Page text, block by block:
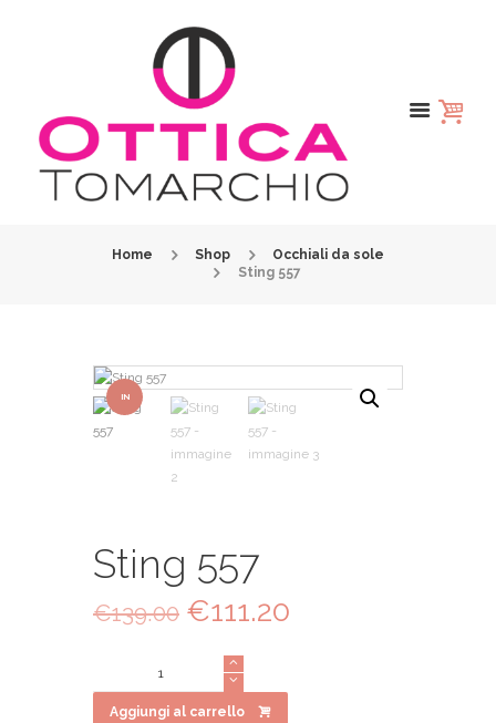
Home Shop
Occhiali da sole
Sting 557
IN
OFFER
Sting 557
€139.00 Il
prezzo
originale
era:
€139.00.
€111.20
quantità
Aggiungi al carrello